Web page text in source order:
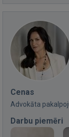
Cenas
Advokāta
Darbu piemēri